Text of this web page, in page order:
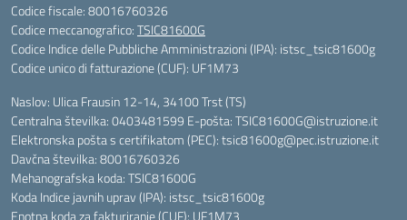
Codice fiscale: 80016760326
Codice meccanografico:TSIC81600G
Codice Indice delle Pubbliche Amministrazioni (IPA): istsc_tsic81600g
Codice unico di fatturazione (CUF): UF1M73
Naslov: Ulica Frausin 12-14, 34100 Trst (TS)
Centralna številka: 0403481599 E-pošta: TSIC81600G@istruzione.it
Elektronska pošta s certifikatom (PEC): tsic81600g@pec.istruzione.it
Davčna številka: 80016760326
Mehanografska koda: TSIC81600G
Koda Indice javnih uprav (IPA): istsc_tsic81600g
Enotna koda za fakturiranje (CUF): UF1M73